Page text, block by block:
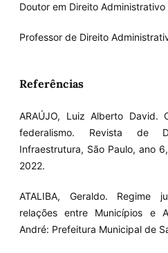
Doutor em Direito Administrativo
Professor de Direito
Referências
ARAÚJO, Luiz Alberto David.
federalismo. Revista de
Infraestrutura, São Paulo, ano
2022.
ATALIBA, Geraldo. Regime
relações entre Municípios e
André: Prefeitura Municipal de